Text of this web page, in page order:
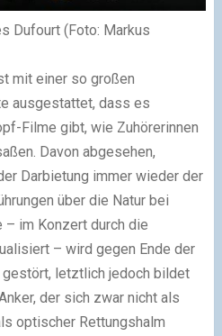
Dufourt (Foto: Markus
mit einer so großen
ausgestattet, dass es
Filme gibt, wie Zuhörerinnen
Davon abgesehen,
Darbietung immer wieder der
über die Natur bei
– im Konzert durch die
– wird gegen Ende der
letztlich jedoch bildet
der sich zwar nicht als
optischer Rettungshalm